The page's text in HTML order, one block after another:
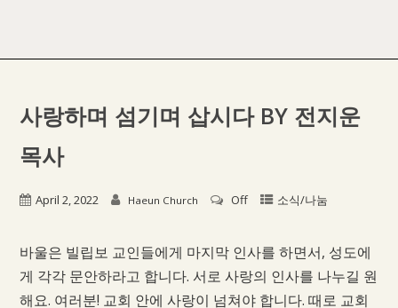
사랑하며 섬기며 삽시다 BY 전지운
목사
April 2, 2022 Haeun Church Off 소식/나눔
바울은 빌립보 교인들에게 마지막 인사를 하면서, 성도에
게 각각 문안하라고 합니다. 서로 사랑의 인사를 나누길 원
해요. 여러분! 교회 안에 사랑이 넘쳐야 합니다. 때로 교회